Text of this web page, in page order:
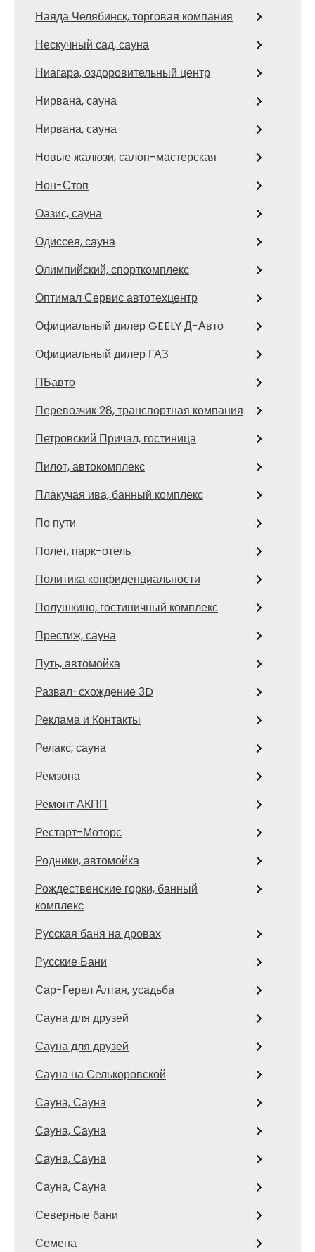
Наяда Челябинск, торговая компания
Нескучный сад, сауна
Ниагара, оздоровительный центр
Нирвана, сауна
Нирвана, сауна
Новые жалюзи, салон-мастерская
Нон-Стоп
Оазис, сауна
Одиссея, сауна
Олимпийский, спорткомплекс
Оптимал Сервис автотехцентр
Официальный дилер GEELY Д-Авто
Официальный дилер ГАЗ
ПБавто
Перевозчик 28, транспортная компания
Петровский Причал, гостиница
Пилот, автокомплекс
Плакучая ива, банный комплекс
По пути
Полет, парк-отель
Политика конфиденциальности
Полушкино, гостиничный комплекс
Престиж, сауна
Путь, автомойка
Развал-схождение 3D
Реклама и Контакты
Релакс, сауна
Ремзона
Ремонт АКПП
Рестарт-Моторс
Родники, автомойка
Рождественские горки, банный
комплекс
Русская баня на дровах
Русские Бани
Сар-Герел Алтая, усадьба
Сауна для друзей
Сауна для друзей
Сауна на Селькоровской
Сауна, Сауна
Сауна, Сауна
Сауна, Сауна
Сауна, Сауна
Северные бани
Семена